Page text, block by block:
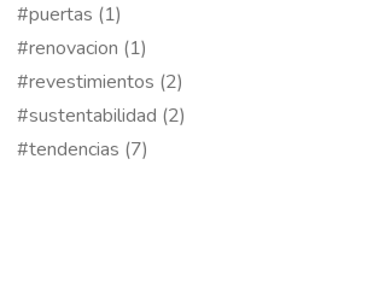
#puertas (1)
#renovacion (1)
#revestimientos (2)
#sustentabilidad (2)
#tendencias (7)